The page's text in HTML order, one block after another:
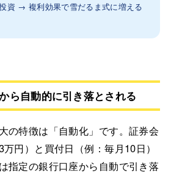
資 → 複利効果で雪だるま式に増える
ら自動的に引き落とされる
の特徴は「自動化」です。証券会
円）と買付日（例：毎月10日）
指定の銀行口座から自動で引き落